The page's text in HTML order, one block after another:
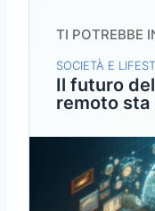
TI POTREBBE
SOCIETÀ E
Il futuro
remoto sta